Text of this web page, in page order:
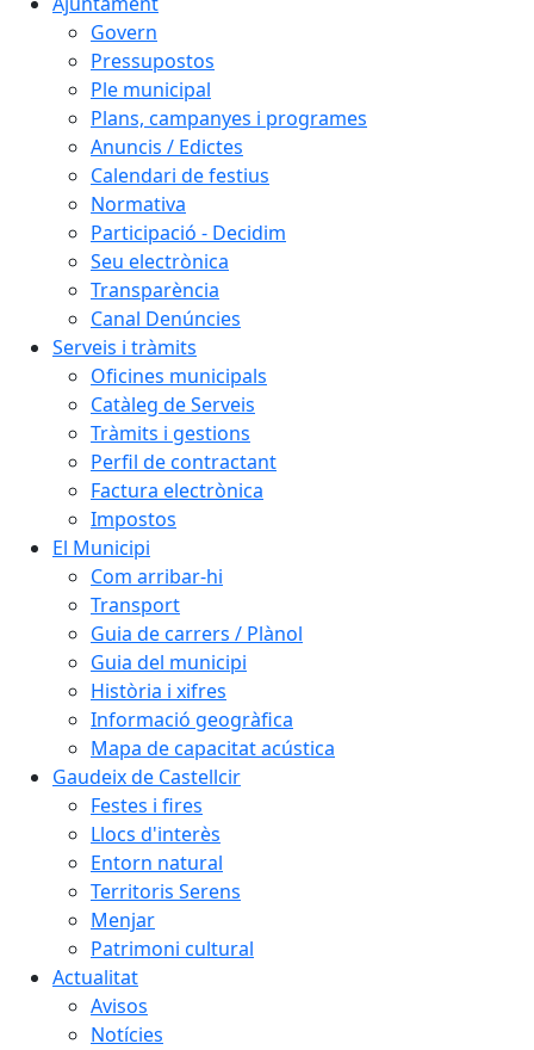
Govern
Pressupostos
Ple municipal
Plans, campanyes i programes
Anuncis / Edictes
Calendari de festius
Normativa
Participació - Decidim
Seu electrònica
Transparència
Canal Denúncies
Serveis i tràmits
Oficines municipals
Catàleg de Serveis
Tràmits i gestions
Perfil de contractant
Factura electrònica
Impostos
El Municipi
Com arribar-hi
Transport
Guia de carrers / Plànol
Guia del municipi
Història i xifres
Informació geogràfica
Mapa de capacitat acústica
Gaudeix de Castellcir
Festes i fires
Llocs d'interès
Entorn natural
Territoris Serens
Menjar
Patrimoni cultural
Actualitat
Avisos
Notícies